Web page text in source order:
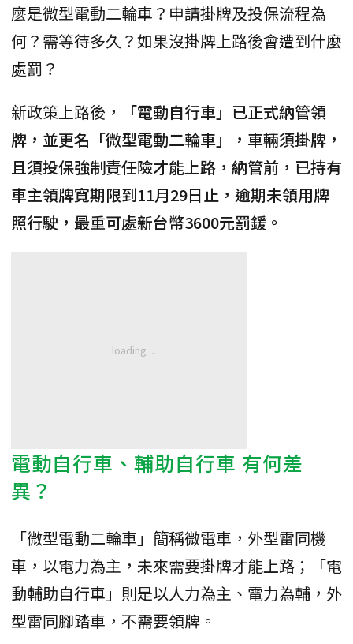
麼是微型電動二輪車？申請掛牌及投保流程為
何？需等待多久？如果沒掛牌上路後會遭到什麼
處罰？
新政策上路後，
「電動自行車」已正式納管領
牌，並更名「微型電動二輪車」，車輛須掛牌，
且須投保強制責任險才能上路，納管前，已持有
車主領牌寬期限到11月29日止，逾期未領用牌
照行駛，最重可處新台幣3600元罰鍰。
電動自行車、輔助自行車 有何差
異？
「微型電動二輪車」簡稱微電車，外型雷同機
車，以電力為主，未來需要掛牌才能上路；「電
動輔助自行車」則是以人力為主、電力為輔，外
型雷同腳踏車，不需要領牌。